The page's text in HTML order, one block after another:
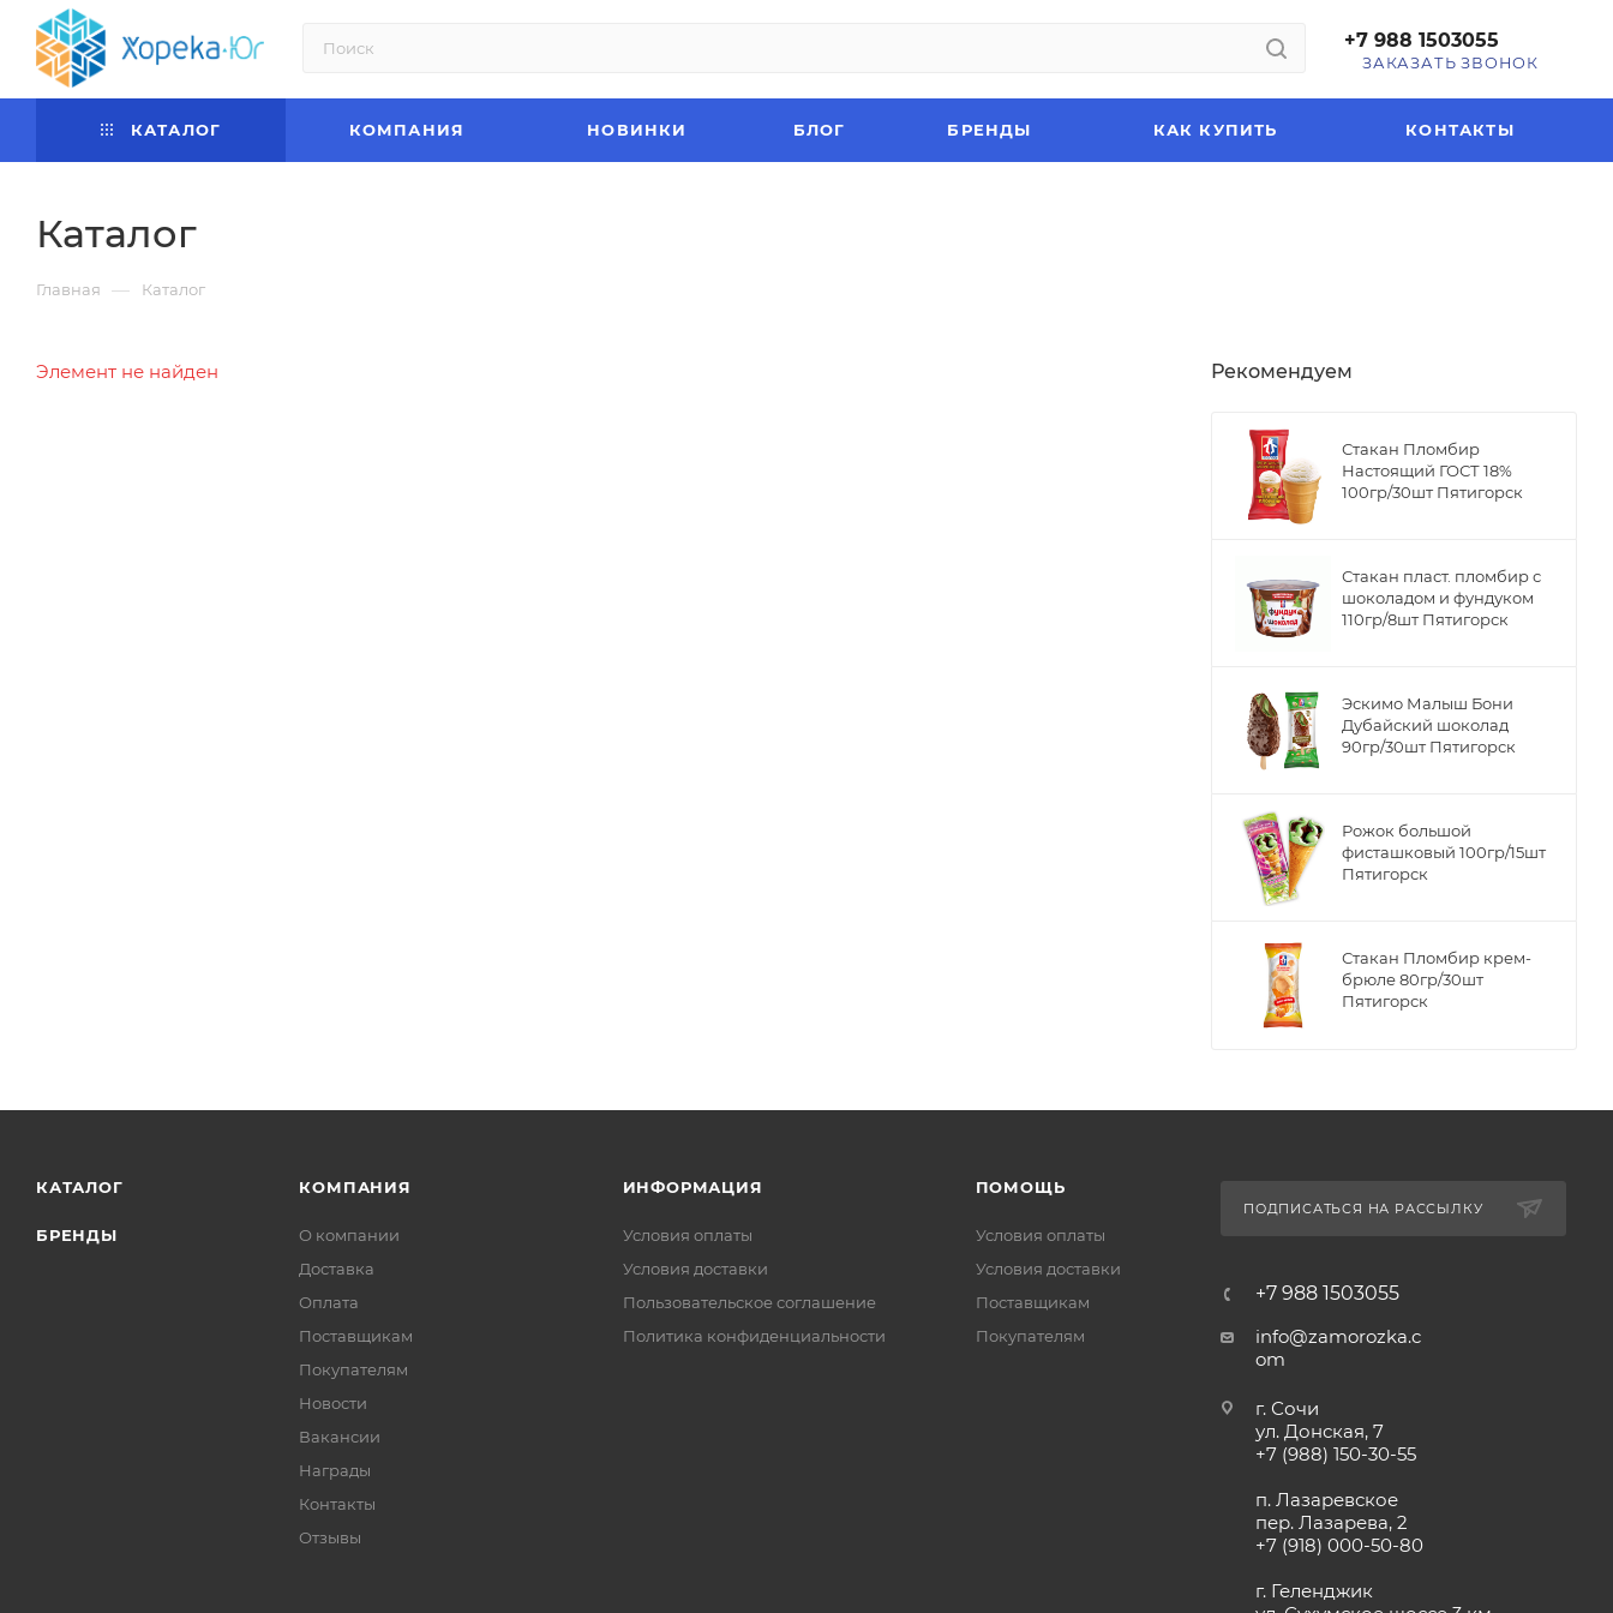
+7 988 1503055
ЗАКАЗАТЬ ЗВОНОК
КАТАЛОГ КОМПАНИЯ НОВИНКИ БЛОГ БРЕНДЫ КАК КУПИТЬ КОНТАКТЫ
Каталог
Главная — Каталог
Элемент не найден Рекомендуем
Стакан Пломбир
Настоящий ГОСТ 18%
100гр/30шт Пятигорск
Стакан пласт. пломбир с
шоколадом и фундуком
110гр/8шт Пятигорск
Эскимо Малыш Бони
Дубайский шоколад
90гр/30шт Пятигорск
Рожок большой
фисташковый 100гр/15шт
Пятигорск
Стакан Пломбир крем-
брюле 80гр/30шт
Пятигорск
КАТАЛОГ
БРЕНДЫ
КОМПАНИЯ
О компании
Доставка
Оплата
Поставщикам
Покупателям
Новости
Вакансии
Награды
Контакты
Отзывы
ИНФОРМАЦИЯ
Условия оплаты
Условия доставки
Пользовательское соглашение
Политика конфиденциальности
ПОМОЩЬ
Условия оплаты
Условия доставки
Поставщикам
Покупателям
ПОДПИСАТЬСЯ НА РАССЫЛКУ
+7 988 1503055
info@zamorozka.c
om
г. Сочи
ул. Донская, 7
+7 (988) 150-30-55
п. Лазаревское
пер. Лазарева, 2
+7 (918) 000-50-80
г. Геленджик